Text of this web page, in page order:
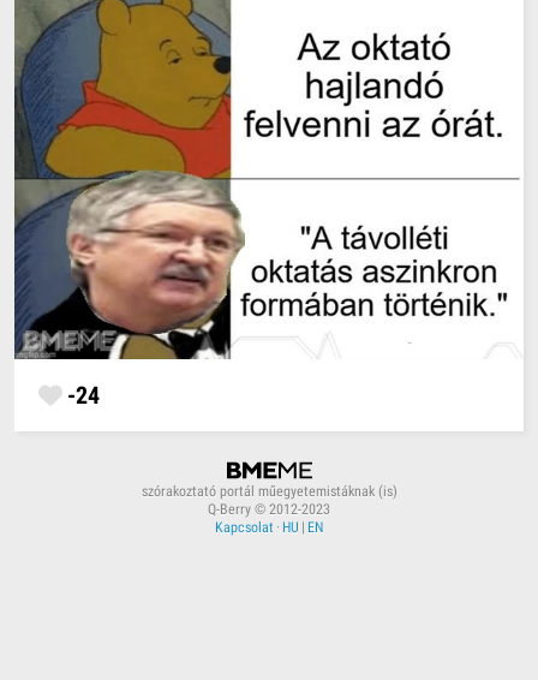
-24
szórakoztató portál műegyetemistáknak (is)
Q-Berry © 2012-2023
Kapcsolat · HU | EN